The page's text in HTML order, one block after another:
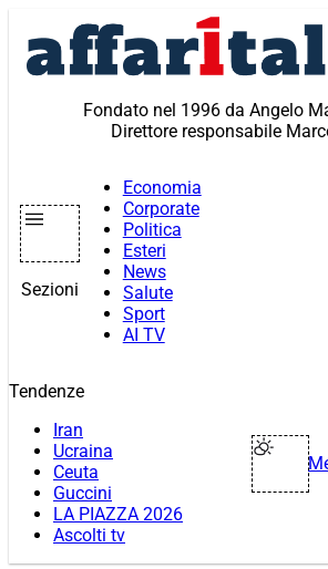
contenuto
Fondato nel 1996 da Angelo
Direttore responsabile
Sezioni
Economia
Corporate
Politica
Esteri
News
Salute
Sport
AI TV
Tendenze
Iran
Ucraina
Ceuta
Guccini
LA PIAZZA 2026
Ascolti tv